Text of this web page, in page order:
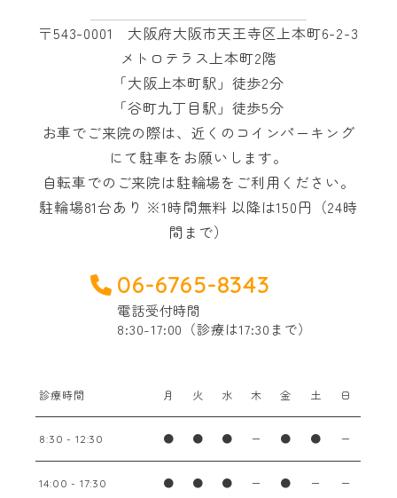
〒543-0001 大阪府大阪市天王寺区上本町6-2-3
メトロテラス上本町2階
「大阪上本町駅」徒歩2分
「谷町九丁目駅」徒歩5分
お車でご来院の際は、近くのコインパーキング
にて駐車をお願いします。
自転車でのご来院は駐輪場をご利用ください。
駐輪場81台あり ※1時間無料 以降は150円（24時
間まで）
06-6765-8343
電話受付時間
8:30-17:00（診療は17:30まで）
診療時間 月 火 水 木 金 土 日
8:30 - 12:30 ● ● ● ー ● ● ー
14:00 - 17:30 ● ● ● ー ● ー ー